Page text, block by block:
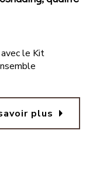
le Kit
plus arrow_right